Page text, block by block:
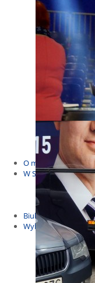
Sejmowe
Budżet
Dla dzieci i
Msze,
KOLONIE
Wybory
Dożynki 2014
Debaty i
Debaty i
wybory
Kolonie
Spotkanie w
WYJAZDY
O mnie
W Sejmie
Patroni Roku
Św. Jan
10.04.2014 -
Biuletyny
Wybory
Wybory
Wybory
Wybory do
Wybory
Wybory 2014